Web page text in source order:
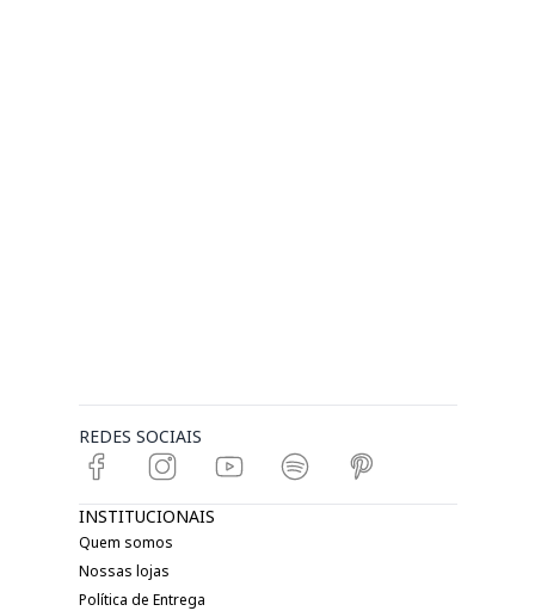
REDES SOCIAIS
INSTITUCIONAIS
Quem somos
Nossas lojas
Política de Entrega